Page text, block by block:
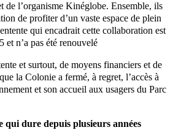
de l’organisme Kinéglobe. Ensemble, ils
de profiter d’un vaste espace de plein
qui encadrait cette collaboration est
et n’a pas été renouvelé
et surtout, de moyens financiers et de
la Colonie a fermé, à regret, l’accès à
et son accueil aux usagers du Parc
qui dure depuis plusieurs années